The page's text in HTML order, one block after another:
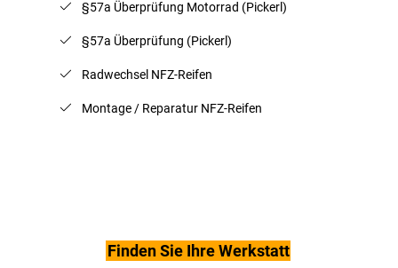
§57a Überprüfung Motorrad (Pickerl)
§57a Überprüfung (Pickerl)
Radwechsel NFZ-Reifen
Montage / Reparatur NFZ-Reifen
Finden Sie Ihre Werkstatt